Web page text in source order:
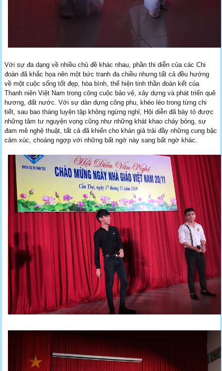
Với sự đa dạng về nhiều chủ đề khác nhau, phần thi diễn của các Chi
đoàn đã khắc họa nên một bức tranh đa chiều nhưng tất cả đều hướng
về một cuộc sống tốt đẹp, hòa bình, thể hiện tinh thần đoàn kết của
Thanh niên Việt Nam trong công cuộc bảo vệ, xây dựng và phát triển quê
hương, đất nước. Với sự dàn dựng công phu, khéo léo trong từng chi
tiết, sau bao tháng luyện tập không ngừng nghỉ, Hội diễn đã bày tỏ được
những tâm tư nguyện vọng cũng như những khát khao cháy bỏng, sự
đam mê nghệ thuật, tất cả đã khiến cho khán giả trải đầy những cung bậc
cảm xúc, choáng ngợp với những bất ngờ này sang bất ngờ khác.